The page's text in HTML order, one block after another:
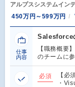
アルプスシステムイン
450万円～599万円
仕事
内容
Salesforce
【職務概要
のチームに
必須
【必
・